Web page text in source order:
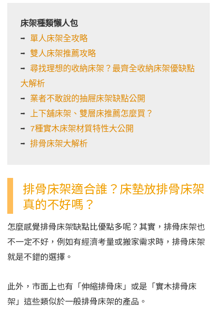
床架種類懶人包
➡️ 單人床架全攻略
➡️ 雙人床架推薦攻略
➡️ 尋找理想的收納床架？最齊全收納床架優缺點
大解析
➡️ 業者不敢說的抽屜床架缺點公開
➡️ 上下舖床架、雙層床推薦怎麼買？
➡️ 7種實木床架材質特性大公開
➡️ 排骨床架大解析
排骨床架適合誰？床墊放排骨床架
真的不好嗎？
怎麼感覺排骨床架缺點比優點多呢？其實，排骨床架也
不一定不好，例如有經濟考量或搬家需求時，排骨床架
就是不錯的選擇。
此外，市面上也有「伸縮排骨床」或是「實木排骨床
架」這些類似於一般排骨床架的產品。